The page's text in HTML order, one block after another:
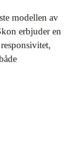
modellen av
erbjuder en